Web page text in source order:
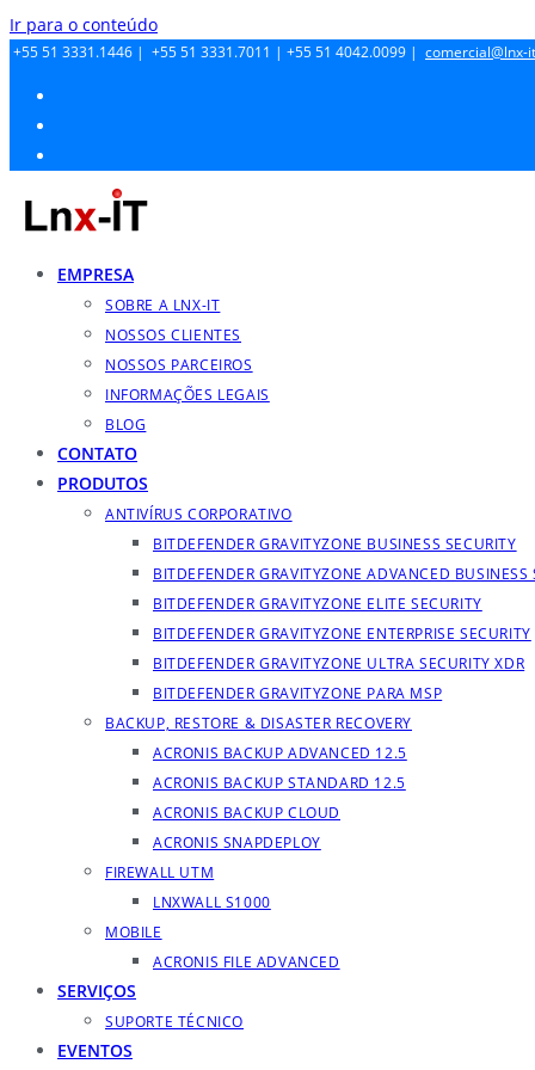
Ir para o conteúdo
+55 51 3331.1446 | +55 51 3331.7011 | +55 51 4042.0099 | comercial@lnx-
EMPRESA
SOBRE A LNX-IT
NOSSOS CLIENTES
NOSSOS PARCEIROS
INFORMAÇÕES LEGAIS
BLOG
CONTATO
PRODUTOS
ANTIVÍRUS CORPORATIVO
BITDEFENDER GRAVITYZONE BUSINESS SECURITY
BITDEFENDER GRAVITYZONE ADVANCED BUSINESS
BITDEFENDER GRAVITYZONE ELITE SECURITY
BITDEFENDER GRAVITYZONE ENTERPRISE SECURITY
BITDEFENDER GRAVITYZONE ULTRA SECURITY XDR
BITDEFENDER GRAVITYZONE PARA MSP
BACKUP, RESTORE & DISASTER RECOVERY
ACRONIS BACKUP ADVANCED 12.5
ACRONIS BACKUP STANDARD 12.5
ACRONIS BACKUP CLOUD
ACRONIS SNAPDEPLOY
FIREWALL UTM
LNXWALL S1000
MOBILE
ACRONIS FILE ADVANCED
SERVIÇOS
SUPORTE TÉCNICO
EVENTOS